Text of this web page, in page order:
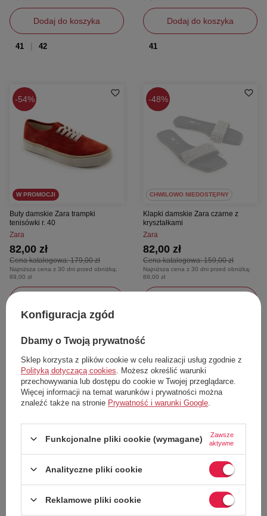
Dodaj do koszyka
41 42
Dodaj do koszyka
41
54%
W PROMOCJI
Buty damskie Zara trampki
tenisówki r. 40
Zara
Cena katalogowa:179,00 zł
82,00 zł
Najniższa cena z 30 dni przed obniżką:
89,00 zł
48%
CHWILOWO NIEDOSTĘPNY
Klapki damskie Zara czarne z
kryształkami
Zara
Cena katalogowa:159,00 zł
82,00 zł
Najniższa cena z 30 dni przed obniżką:
89,00 zł
46%
CHWILOWO NIEDOSTĘPNY
zielone
Zara
48%
CHWILOWO NIEDOSTĘPNY
Sandały dziewczęce ZARA
plecione paski na rzepy ecru
Zara
Konfiguracja zgód
Dbamy o Twoją prywatność
Sklep korzysta z plików cookie w celu realizacji usług zgodnie z
Polityką dotyczącą cookies . Możesz określić warunki
przechowywania lub dostępu do cookie w Twojej przeglądarce.
Więcej informacji na temat warunków i prywatności można
znaleźć także na stronie Prywatność i warunki Google
Funkcjonalne pliki cookie (wymagane)
Zawsze
aktywne
Analityczne pliki cookie
Reklamowe pliki cookie